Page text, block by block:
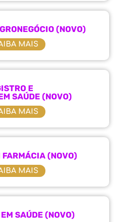
SAÚDE (NOVO)
MAIS
FARMÁCIA (NOVO)
MAIS
E
SAÚDE (NOVO)
MAIS
(NOVO)